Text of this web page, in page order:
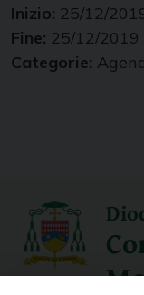
Inizio: 25/12/
Fine: 25/12/2019
Categorie: